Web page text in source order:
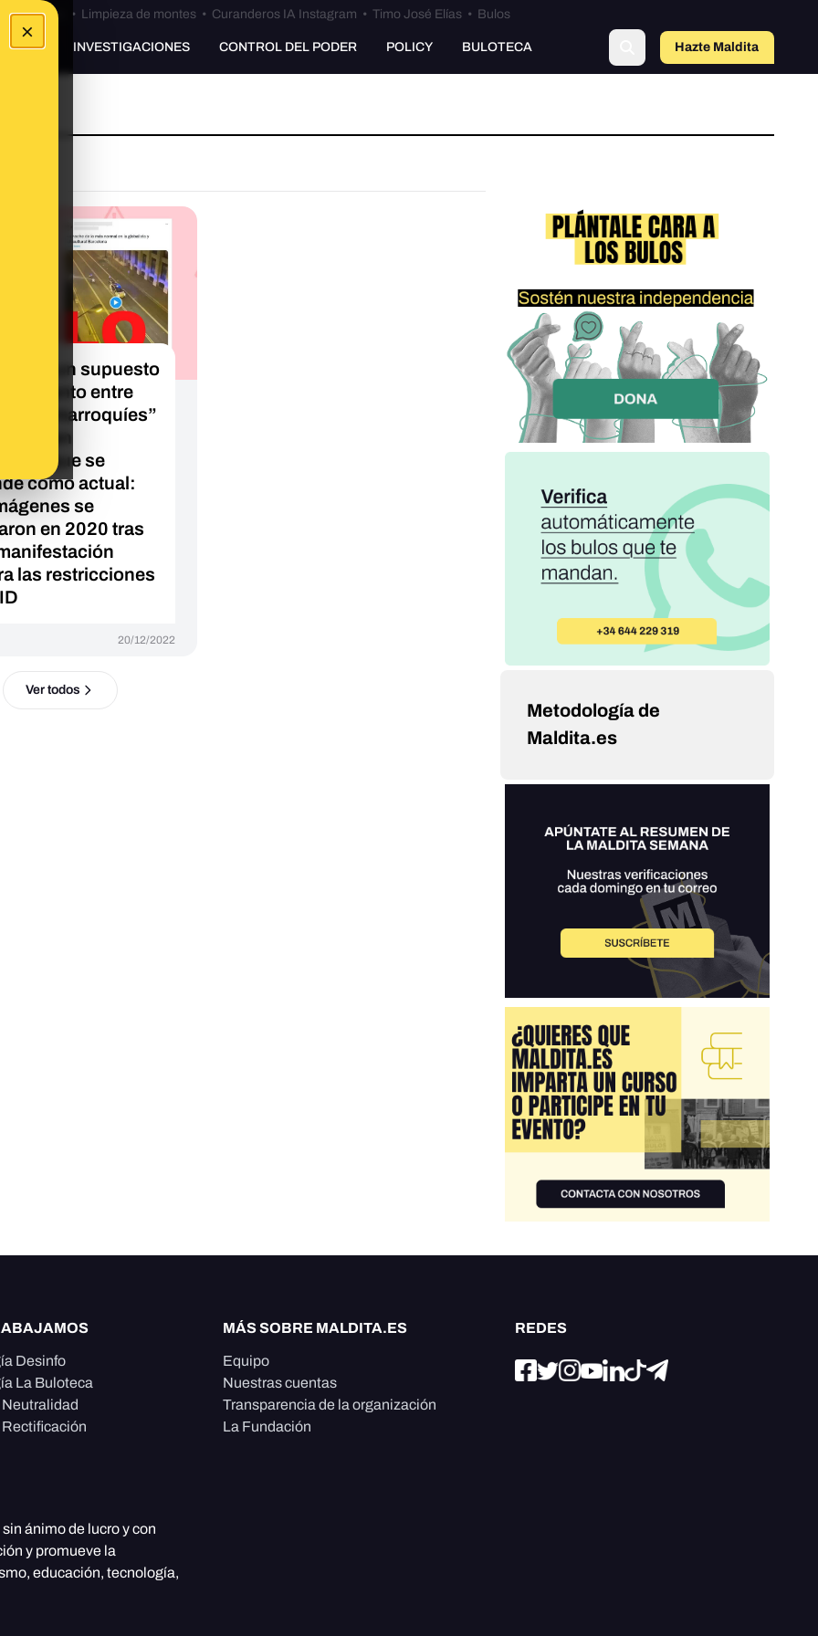
×
Bulos Ceuta • Limpieza de montes• Curanderos IA Instagram • Timo José Elías• Bulos
INVESTIGACIONES CONTROL DEL PODER POLICY BULOTECA Hazte Maldita
de un supuesto
entre
“marroquíes”
que se
como actual:
se
en 2020 tras
las restricciones
20/12/2022
Ver todos
Metodología de
Maldita.es
Desinfo
La Buloteca
MÁS SOBRE MALDITA.ES
Equipo
Nuestras cuentas
Transparencia de la organización
La Fundación
REDES
sin ánimo de lucro y con
y promueve la
educación, tecnología,